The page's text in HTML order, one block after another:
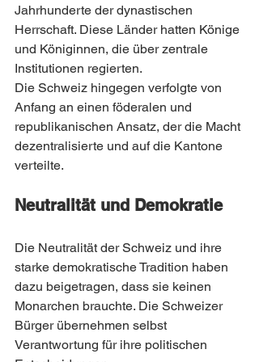
Jahrhunderte der dynastischen
Herrschaft. Diese Länder hatten Könige
und Königinnen, die über zentrale
Institutionen regierten.
Die Schweiz hingegen verfolgte von
Anfang an einen föderalen und
republikanischen Ansatz, der die Macht
dezentralisierte und auf die Kantone
verteilte.
Neutralität und Demokratie
Die Neutralität der Schweiz und ihre
starke demokratische Tradition haben
dazu beigetragen, dass sie keinen
Monarchen brauchte. Die Schweizer
Bürger übernehmen selbst
Verantwortung für ihre politischen